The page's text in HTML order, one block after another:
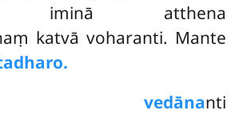
iminā atthena
katvā voharanti. Mante
vedānanti